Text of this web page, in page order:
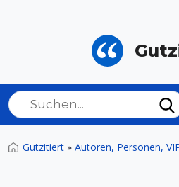
Gutzitiert » Autoren, Personen,